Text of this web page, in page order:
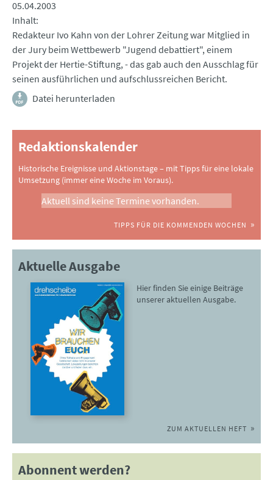
05.04.2003
Inhalt
Redakteur Ivo Kahn von der Lohrer Zeitung war Mitglied in
der Jury beim Wettbewerb "Jugend debattiert", einem
Projekt der Hertie-Stiftung, - das gab auch den Ausschlag für
seinen ausführlichen und aufschlussreichen Bericht.
Datei herunterladen
Redaktionskalender
Historische Ereignisse und Aktionstage – mit Tipps für eine lokale
Umsetzung (immer eine Woche im Voraus).
Aktuell sind keine Termine vorhanden.
TIPPS FÜR DIE KOMMENDEN WOCHEN
Aktuelle Ausgabe
Hier finden Sie einige Beiträge
unserer aktuellen Ausgabe.
ZUM AKTUELLEN HEFT
Abonnent werden?